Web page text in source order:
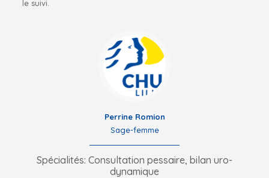
le suivi.
Perrine Romion
Sage-femme
Spécialités: Consultation pessaire, bilan uro-
dynamique